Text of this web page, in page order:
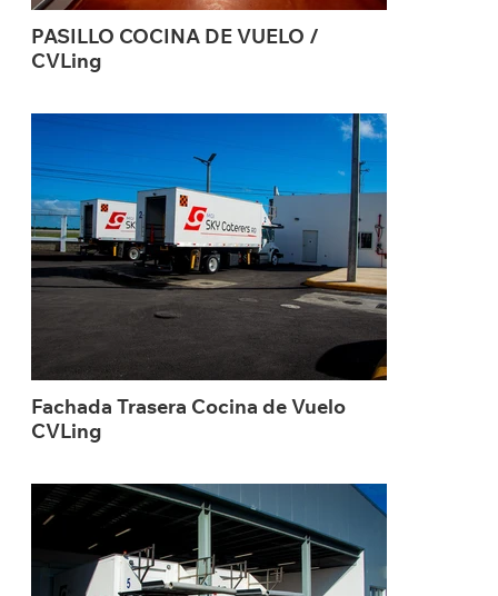
PASILLO COCINA DE VUELO /
CVLing
Fachada Trasera Cocina de Vuelo
CVLing